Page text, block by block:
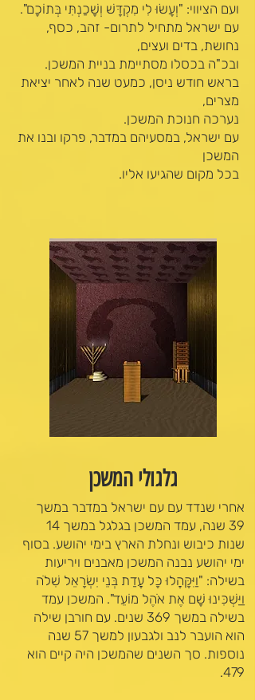
ועם הציווי: "וְעָשׂוּ לִי מִקְדָּשׁ וְשָׁכַנְתִּי בְּתוֹכָם".
עם ישראל מתחיל לתרום- זהב, כסף,
נחושת, בדים ועצים,
ובכ"ה בכסלו מסתיימת בניית המשכן.
בראש חודש ניסן, כמעט שנה לאחר יציאת
מצרים,
נערכה חנוכת המשכן.
עם ישראל, במסעיהם במדבר, פרקו ובנו את
המשכן
בכל מקום שהגיעו אליו.
גלגולי המשכן
אחרי שנדד עם עם ישראל במדבר במשך
39 שנה, עמד המשכן בגלגל במשך 14
שנות כיבוש ונחלת הארץ בימי יהושע. בסוף
ימי יהושע נבנה המשכן מאבנים ויריעות
בשילה: "וַיִּקָּהֲלוּ כָּל עֲדַת בְּנֵי יִשְׂרָאֵל שִׁלֹה
וַיַּשְׁכִּינוּ שָׁם אֶת אֹהֶל מוֹעֵד". המשכן עמד
בשילה במשך 369 שנים. עם חורבן שילה
הוא הועבר לנב ולגבעון למשך 57 שנה
נוספות. סך השנים שהמשכן היה קיים הוא
479.